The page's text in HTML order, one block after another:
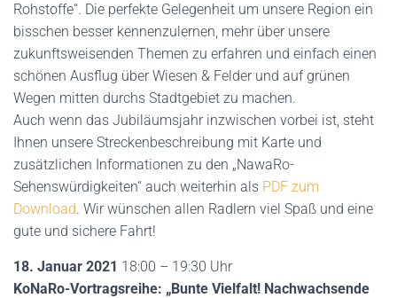
Rohstoffe“. Die perfekte Gelegenheit um unsere Region ein
bisschen besser kennenzulernen, mehr über unsere
zukunftsweisenden Themen zu erfahren und einfach einen
schönen Ausflug über Wiesen & Felder und auf grünen
Wegen mitten durchs Stadtgebiet zu machen.
Auch wenn das Jubiläumsjahr inzwischen vorbei ist, steht
Ihnen unsere Streckenbeschreibung mit Karte und
zusätzlichen Informationen zu den „NawaRo-
Sehenswürdigkeiten“ auch weiterhin als PDF zum
Download. Wir wünschen allen Radlern viel Spaß und eine
gute und sichere Fahrt!
18. Januar 2021 18:00 – 19:30 Uhr
KoNaRo-Vortragsreihe: „Bunte Vielfalt! Nachwachsende